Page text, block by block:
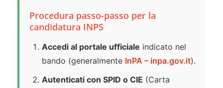
Procedura passo-passo per la
candidatura INPS
Accedi al portale ufficiale indicato nel
bando (generalmente InPA – inpa.gov.it).
Autenticati con SPID o CIE (Carta